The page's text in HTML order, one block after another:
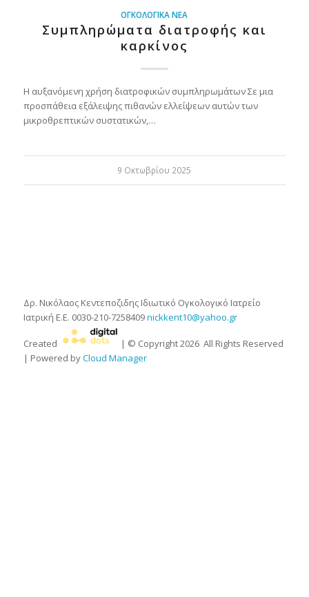
ΟΓΚΟΛΟΓΙΚΆ ΝΈΑ
Συμπληρώματα διατροφής και
καρκίνος
Η αυξανόμενη χρήση διατροφικών συμπληρωμάτων Σε μια
προσπάθεια εξάλειψης πιθανών ελλείψεων αυτών των
μικροθρεπτικών συστατικών,…
9 Οκτωβρίου 2025
Δρ. Νικόλαος Κεντεποζιδης Ιδιωτικό Ογκολογικό Ιατρείο
Ιατρική Ε.Ε. 0030-210-7258409nickkent10@yahoo.gr
Created | © Copyright2026All Rights Reserved
| Powered byCloud Manager